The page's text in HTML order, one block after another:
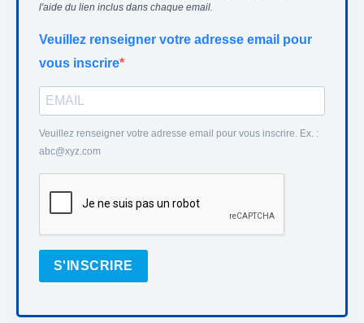
l'aide du lien inclus dans chaque email.
Veuillez renseigner votre adresse email pour
vous inscrire
Veuillez renseigner votre adresse email pour vous inscrire. Ex. :
abc@xyz.com
S'INSCRIRE